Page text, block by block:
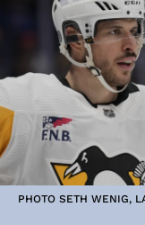
PHOTO SETH WENIG,